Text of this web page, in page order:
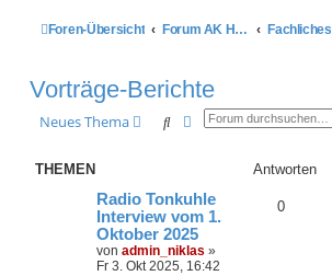
Foren-Übersicht Forum AK Hildesheimer Streuobstwiesen Fachliches
Vorträge-Berichte
Neues Thema SucheErweiterte Suche
THEMEN Antworten
Radio Tonkuhle
Interview vom 1.
Oktober 2025
von admin_niklas »
Fr 3. Okt 2025, 16:42
0